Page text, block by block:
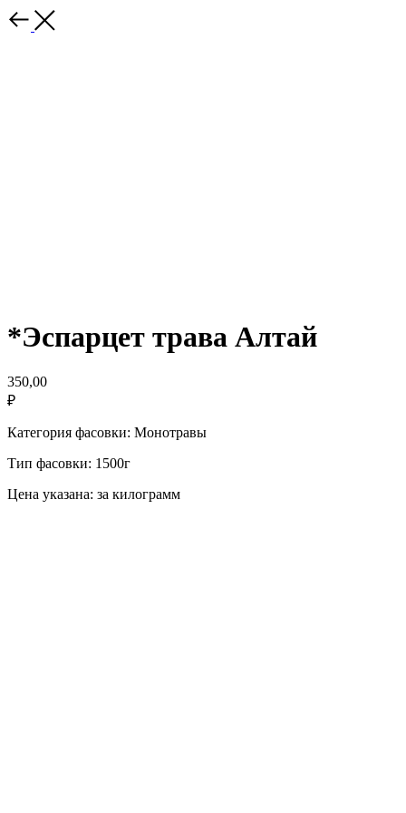
*Эспарцет трава Алтай
350,00
₽
Категория фасовки: Монотравы
Тип фасовки: 1500г
Цена указана: за килограмм